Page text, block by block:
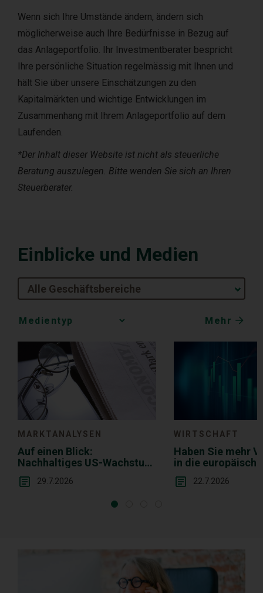
Wenn sich Ihre Umstände ändern, ändern sich
möglicherweise auch Ihre Bedürfnisse in Bezug auf
das Anlageportfolio. Ihr Investmentberater bespricht
Ihre persönliche Situation regelmässig mit Ihnen und
hält Sie über unsere Einschätzungen zu den
Kapitalmärkten und wichtige Entwicklungen im
Zusammenhang mit Ihrem Anlageportfolio auf dem
Laufenden.
*Der Inhalt dieser Website ist nicht als steuerliche
Beratung auszulegen. Bitte wenden Sie sich an Ihren
Steuerberater.
Einblicke und Medien
Alle Geschäftsbereiche
Media
Choice
Mehr
MARKTANALYSEN
Auf einen Blick:
Nachhaltiges US-Wachstum
in der Breite
29.7.2026
WIRTSCHAFT
Haben Sie mehr
in die
22.7.2026